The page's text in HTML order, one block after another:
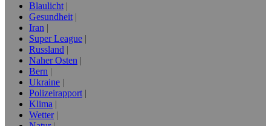
Blaulicht
Gesundheit
Iran
Super League
Russland
Naher Osten
Bern
Ukraine
Polizeirapport
Klima
Wetter